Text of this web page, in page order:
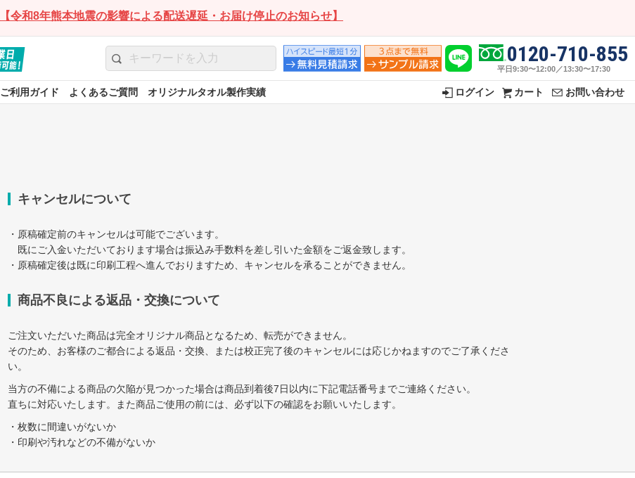
【令和8年熊本地震の影響による配送遅延・お届け停止のお知らせ】
0120-710-855
平日9:30〜12:00／13:30〜17:30
ご利用ガイド よくあるご質問 オリジナルタオル製作実績 ログイン カート お問い合わせ
キャンセルについて
・原稿確定前のキャンセルは可能でございます。
既にご入金いただいております場合は振込み手数料を差し引いた金額をご返金致します。
・原稿確定後は既に印刷工程へ進んでおりますため、キャンセルを承ることができません。
商品不良による返品・交換について
ご注文いただいた商品は完全オリジナル商品となるため、転売ができません。
そのため、お客様のご都合による返品・交換、または校正完了後のキャンセルには応じかねますのでご了承くださ
い。
当方の不備による商品の欠陥が見つかった場合は商品到着後7日以内に下記電話番号までご連絡ください。
直ちに対応いたします。また商品ご使用の前には、必ず以下の確認をお願いいたします。
・枚数に間違いがないか
・印刷や汚れなどの不備がないか